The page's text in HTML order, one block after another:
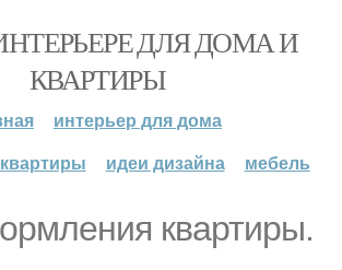
ДЛЯ ДОМА И
КВАРТИРЫ
интерьер для дома
идеи дизайна мебель
квартиры.